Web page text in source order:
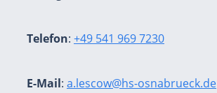
Telefon: +49 541 969 7230
E-Mail: a.lescow@hs-osnabrueck.de